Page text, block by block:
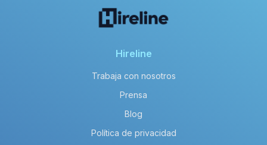
Hireline
Trabaja con nosotros
Prensa
Blog
Política de privacidad